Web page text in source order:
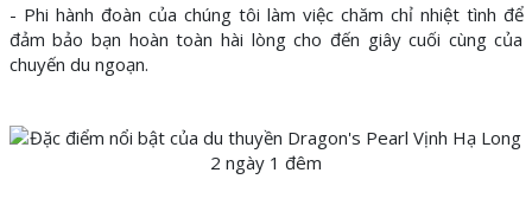
- Phi hành đoàn của chúng tôi làm việc chăm chỉ nhiệt tình để
đảm bảo bạn hoàn toàn hài lòng cho đến giây cuối cùng của
chuyến du ngoạn.